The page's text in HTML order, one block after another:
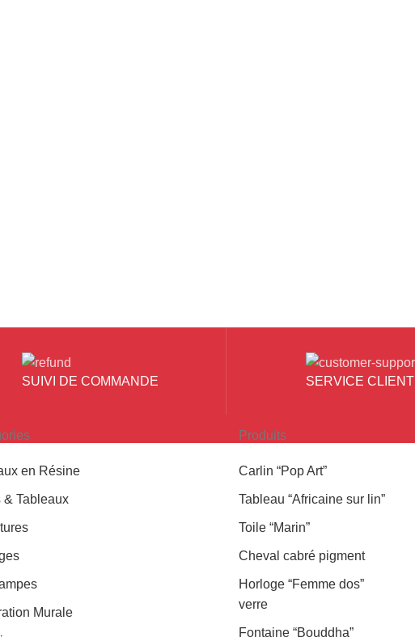
SUIVI DE COMMANDE SERVICE CLIENT
en Résine
& Tableaux
Murale
Produits
Carlin “Pop Art”
Tableau “Africaine sur lin”
Toile “Marin”
Cheval cabré pigment
Horloge “Femme dos”
verre
Fontaine “Bouddha”